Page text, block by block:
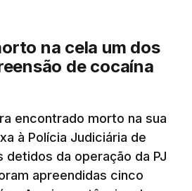
concluídos cerca de 50 por
mil pedidos de reapreciação,
voz da Missão Escola
de que o processo esteja
e nos últimos dias,
ainda estão a ser
para reapreciações"
na cela um dos
de cocaína
encontrado morto na sua
à Polícia Judiciária de
detidos da operação da PJ
apreendidas cinco